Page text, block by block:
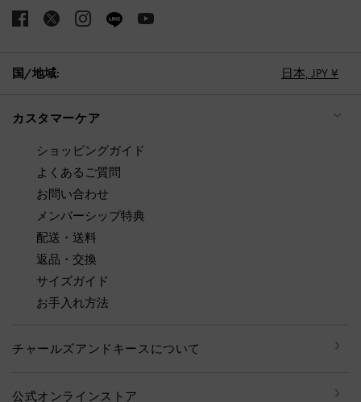
国/地域: 日本, JPY ¥
カスタマーケア
ショッピングガイド
よくあるご質問
お問い合わせ
メンバーシップ特典
配送・送料
返品・交換
サイズガイド
お手入れ方法
チャールズアンドキースについて
公式オンラインストア